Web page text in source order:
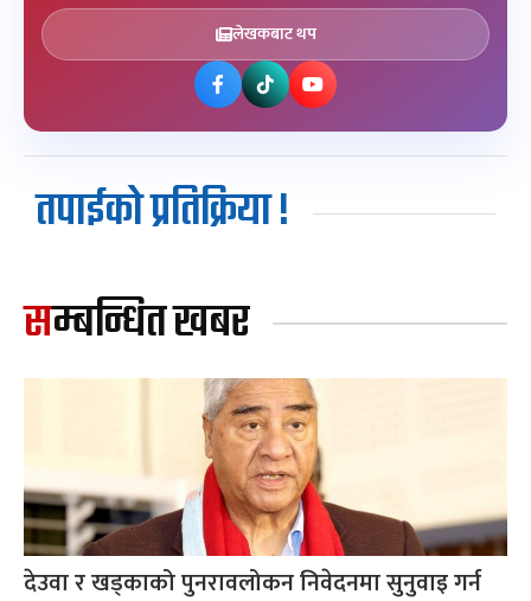
लेखकबाट थप
तपाईको प्रतिक्रिया !
सम्बन्धित खबर
देउवा र खड्काको पुनरावलोकन निवेदनमा सुनुवाइ गर्न